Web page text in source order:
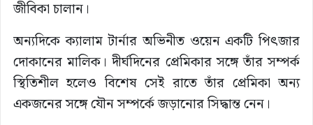
জীবিকা চালান।
অন্যদিকে ক্যালাম টার্নার অভিনীত ওয়েন একটি পিৎজার
দোকানের মালিক। দীর্ঘদিনের প্রেমিকার সঙ্গে তাঁর সম্পর্ক
স্থিতিশীল হলেও বিশেষ সেই রাতে তাঁর প্রেমিকা অন্য
একজনের সঙ্গে যৌন সম্পর্কে জড়ানোর সিদ্ধান্ত নেন।